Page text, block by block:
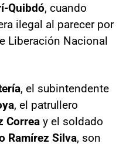
Quibdó, cuando
ilegal al parecer por
Liberación Nacional
, el subintendente
, el patrullero
Correa y el soldado
Ramírez Silva, son